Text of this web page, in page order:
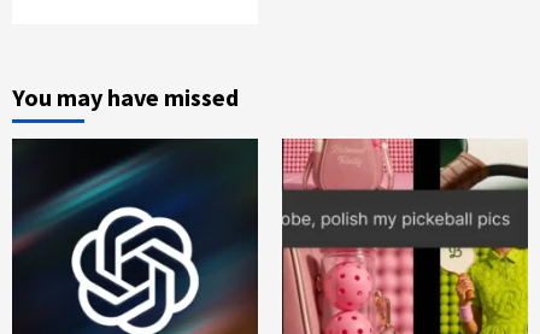
You may have missed